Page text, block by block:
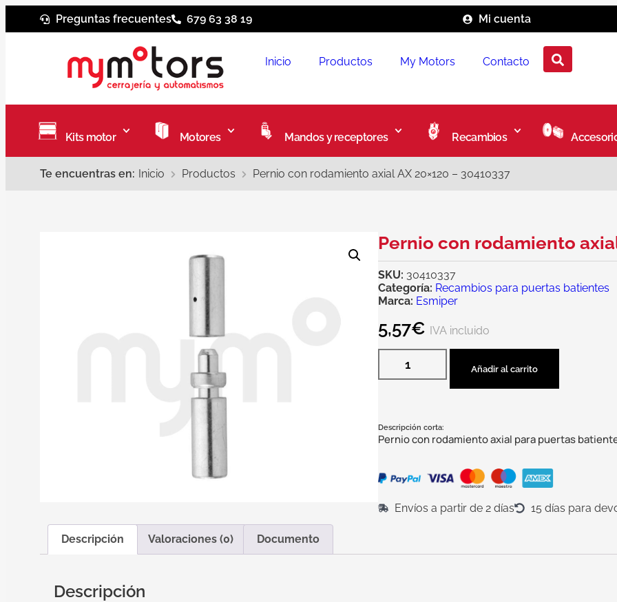
Preguntas frecuentes 679 63 38 19 Mi cuenta
Inicio Productos My Motors Contacto
Kits motor Motores Mandos y receptores Recambios
Te encuentras en: Inicio Productos Pernio con rodamiento axial AX 20×120 – 30410337
Pernio con rodamiento
SKU: 30410337
Categoría: Recambios para puertas batientes
Marca: Esmiper
5,57€ IVA incluido
Añadir al carrito
Descripción corta:
Pernio con rodamiento axial para puertas
Envíos a partir de 2 días 15 días para
Descripción Valoraciones (0) Documento
Descripción